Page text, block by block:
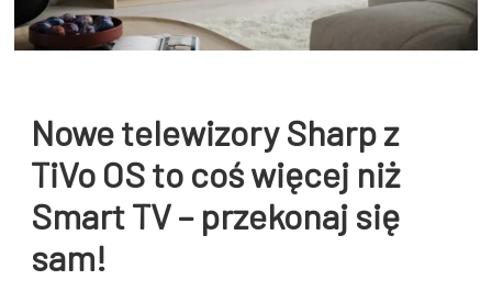
Nowe telewizory Sharp z
TiVo OS to coś więcej niż
Smart TV – przekonaj się
sam!